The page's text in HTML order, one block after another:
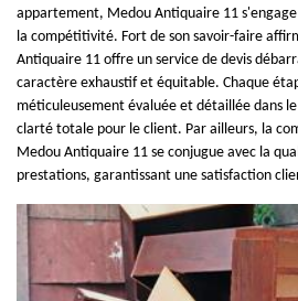
appartement, Medou Antiquaire 11
la compétitivité. Fort de son savoir-faire
Antiquaire 11 offre un service de devis
caractère exhaustif et équitable. Chaque
méticuleusement évaluée et détaillée dans
clarté totale pour le client. Par ailleurs, la
Medou Antiquaire 11 se conjugue avec la
prestations, garantissant une satisfaction